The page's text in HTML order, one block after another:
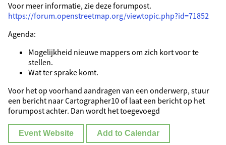
Voor meer informatie, zie deze forumpost.
https://forum.openstreetmap.org/viewtopic.php?id=71852
Agenda:
Mogelijkheid nieuwe mappers om zich kort voor te
stellen.
Wat ter sprake komt.
Voor het op voorhand aandragen van een onderwerp, stuur
een bericht naar Cartographer10 of laat een bericht op het
forumpost achter. Dan wordt het toegevoegd
Event Website Add to Calendar